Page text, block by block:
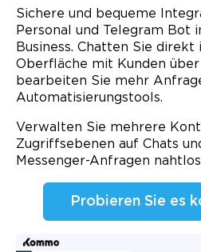
Sichere und bequeme
Personal und Telegram Bot
Business. Chatten Sie direkt
Oberfläche mit Kunden über
bearbeiten Sie mehr
Automatisierungstools.
Verwalten Sie mehrere
Zugriffsebenen auf Chats
Messenger-Anfragen
Probieren Sie es